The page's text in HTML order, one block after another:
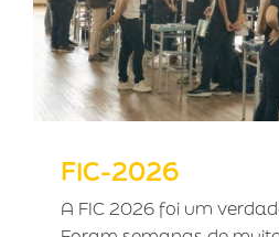
FIC-2026
A FIC 2026 foi um